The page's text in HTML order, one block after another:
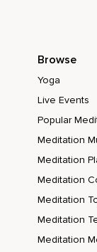
Browse
Yoga
Live Events
Popular
Meditation
Meditation
Meditation
Meditation
Meditation
Meditation